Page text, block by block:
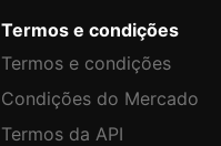
Termos e condições
Termos e condições
Condições do Mercado
Termos da API